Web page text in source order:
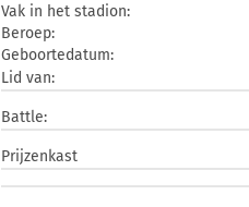
Vak in het stadion:
Beroep:
Geboortedatum:
Lid van:
Battle:
Prijzenkast